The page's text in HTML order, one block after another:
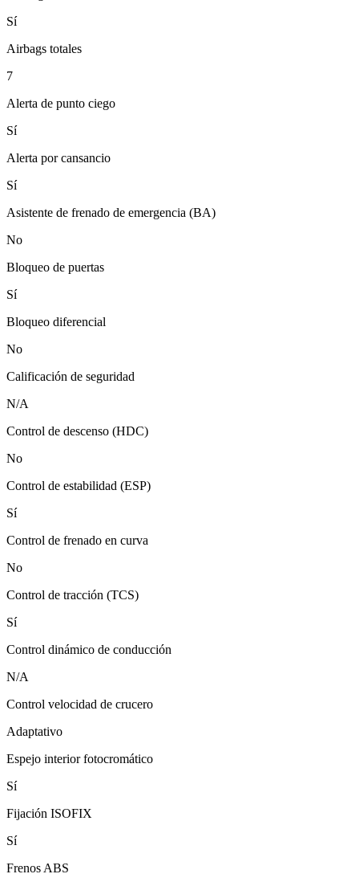
Sí
Airbags totales
7
Alerta de punto ciego
Sí
Alerta por cansancio
Sí
Asistente de frenado de emergencia (BA)
No
Bloqueo de puertas
Sí
Bloqueo diferencial
No
Calificación de seguridad
N/A
Control de descenso (HDC)
No
Control de estabilidad (ESP)
Sí
Control de frenado en curva
No
Control de tracción (TCS)
Sí
Control dinámico de conducción
N/A
Control velocidad de crucero
Adaptativo
Espejo interior fotocromático
Sí
Fijación ISOFIX
Sí
Frenos ABS